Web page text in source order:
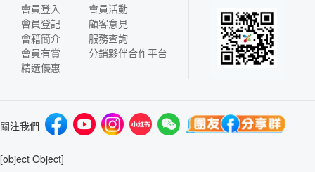
會員登入
會員登記
會籍簡介
會員有賞
精選優惠
會員活動
顧客意見
服務查詢
分銷夥伴合作平台
關注我們
[object Object]